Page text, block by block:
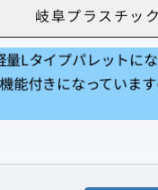
岐阜プラスチッ
Lタイプパレットに
能付きになっていま